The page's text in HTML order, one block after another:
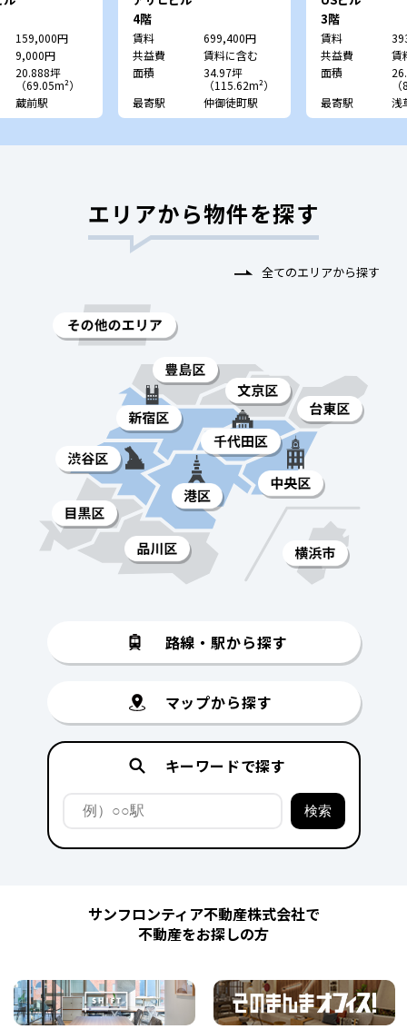
159,000円
9,000円
20.888坪
（69.05m²）
蔵前駅
4階
賃料
699,400円
共益費
賃料に含む
面積
34.97坪
（115.62m²）
最寄駅
仲御徒町駅
3階
賃料
共益費
賃
面積
最寄駅
浅
エリアから物件を探す
全てのエリアから探す
路線・駅から探す
マップから探す
キーワードで探す
サンフロンティア不動産株式会社で
不動産をお探しの方